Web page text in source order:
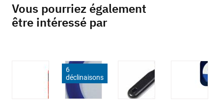
Vous pourriez également
être intéressé par
6
déclinaisons